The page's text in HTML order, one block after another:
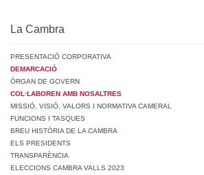
La Cambra
PRESENTACIÓ CORPORATIVA
DEMARCACIÓ
ÒRGAN DE GOVERN
COL·LABOREN AMB NOSALTRES
MISSIÓ, VISIÓ, VALORS I NORMATIVA CAMERAL
FUNCIONS I TASQUES
BREU HISTÒRIA DE LA CAMBRA
ELS PRESIDENTS
TRANSPARÈNCIA
ELECCIONS CAMBRA VALLS 2023